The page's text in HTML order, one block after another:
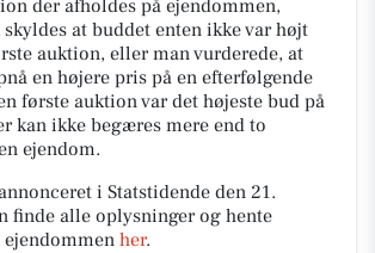
der afholdes på ejendommen,
at buddet enten ikke var højt
auktion, eller man vurderede, at
en højere pris på en efterfølgende
første auktion var det højeste bud på
kan ikke begæres mere end to
ejendom.
i Statstidende den 21.
finde alle oplysninger og hente
her.